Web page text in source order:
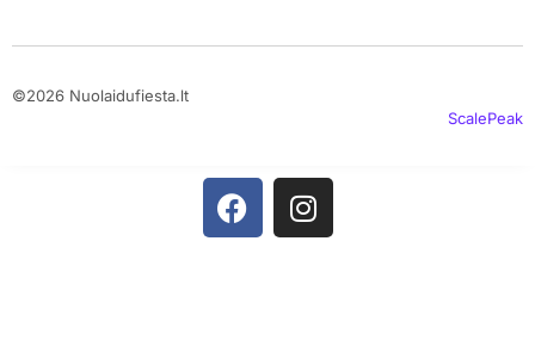
©2026 Nuolaidufiesta.lt
ScalePeak